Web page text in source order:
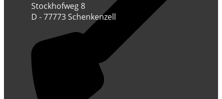
Stockhofweg 8
D - 77773 Schenkenzell